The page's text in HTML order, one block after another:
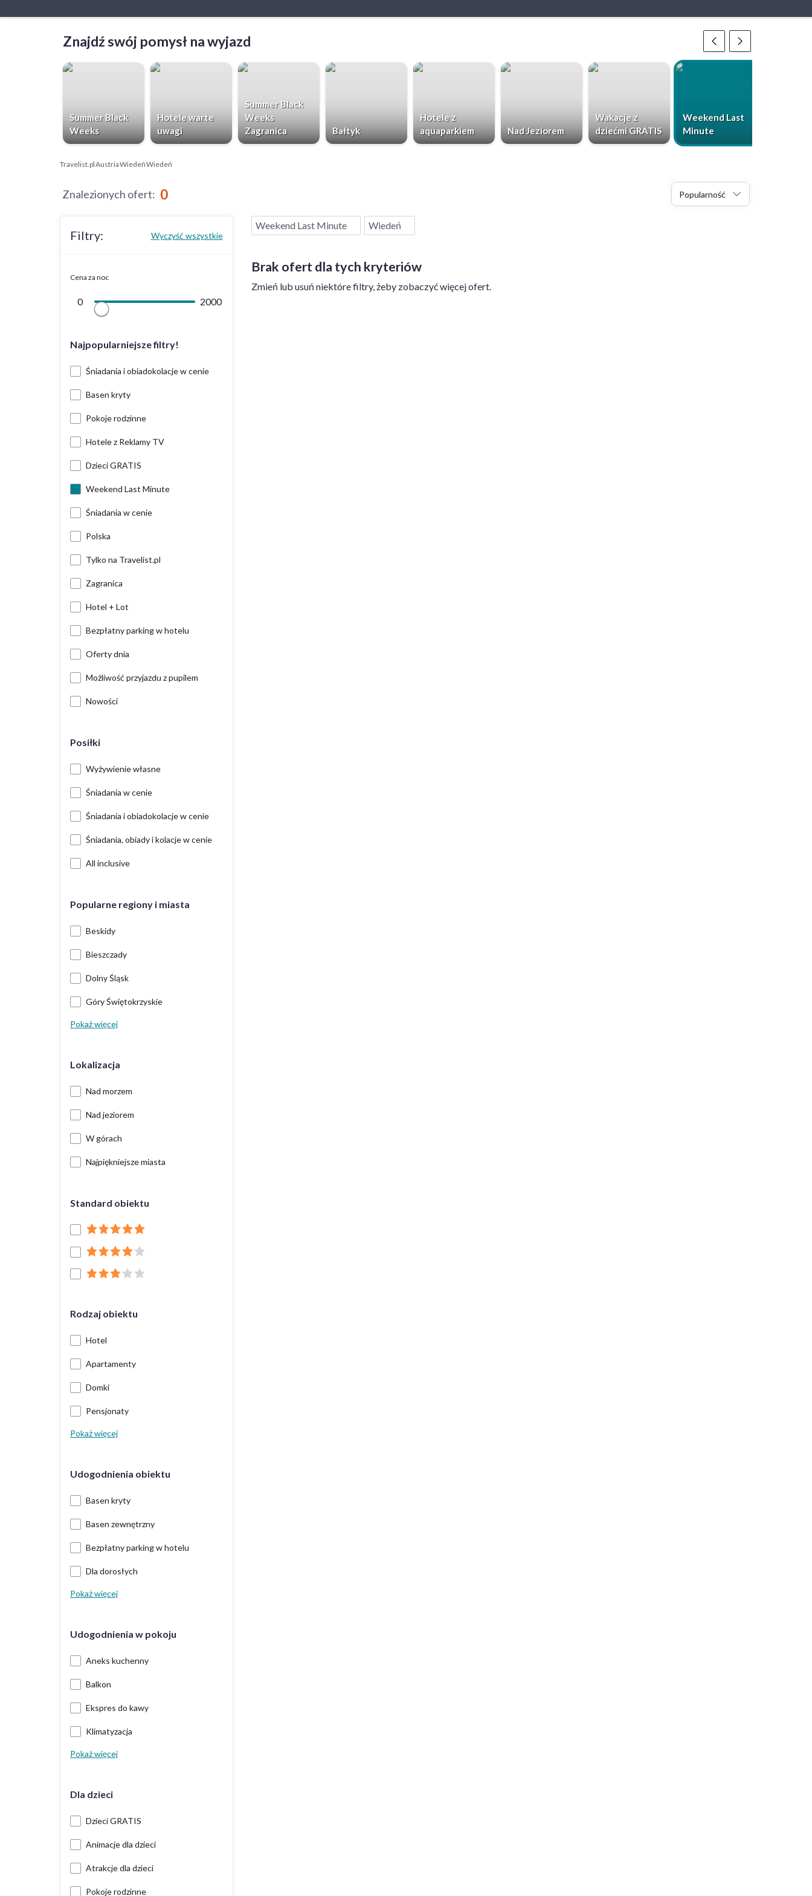
Znajdź swój pomysł na wyjazd
Summer Black
Weeks
Hotele warte
uwagi
Summer Black
Weeks
Zagranica
Bałtyk
Hotele z
aquaparkiem
Nad Jeziorem
Wakacje z
dziećmi GRATIS
Weekend Last
Minute
Travelist.plAustriaWiedeńWiedeń
Znalezionych ofert: 0 Popularność
Filtry: Wyczyść wszystkie
Cena za noc
0 2000
Najpopularniejsze filtry!
Śniadania i obiadokolacje w cenie
Basen kryty
Pokoje rodzinne
Hotele z Reklamy TV
Dzieci GRATIS
Weekend Last Minute
Śniadania w cenie
Polska
Tylko na Travelist.pl
Zagranica
Hotel + Lot
Bezpłatny parking w hotelu
Oferty dnia
Możliwość przyjazdu z pupilem
Nowości
Posiłki
Wyżywienie własne
Śniadania w cenie
Śniadania i obiadokolacje w cenie
Śniadania, obiady i kolacje w cenie
All inclusive
Popularne regiony i miasta
Beskidy
Bieszczady
Dolny Śląsk
Góry Świętokrzyskie
Pokaż więcej
Lokalizacja
Nad morzem
Nad jeziorem
W górach
Najpiękniejsze miasta
Standard obiektu
Rodzaj obiektu
Hotel
Apartamenty
Domki
Pensjonaty
Pokaż więcej
Udogodnienia obiektu
Basen kryty
Basen zewnętrzny
Bezpłatny parking w hotelu
Dla dorosłych
Pokaż więcej
Udogodnienia w pokoju
Aneks kuchenny
Balkon
Ekspres do kawy
Klimatyzacja
Pokaż więcej
Dla dzieci
Dzieci GRATIS
Animacje dla dzieci
Atrakcje dla dzieci
Pokoje rodzinne
Weekend Last Minute Wiedeń
Brak ofert dla tych kryteriów
Zmień lub usuń niektóre filtry, żeby zobaczyć więcej ofert.